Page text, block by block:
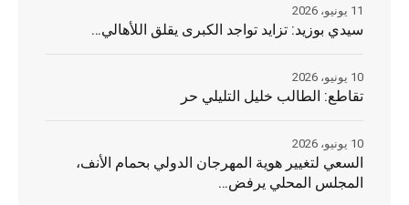
سيدي بوزيد: تزايد تواجد الكبرى يقلق اللأهالي…
11 يونيو، 2026
تقاطع: الطالب خليل التليلي حر
10 يونيو، 2026
السعي لتغيير هوية المهرجان الدولي بحمام الأنف،
المجلس المحلي يرفض…
10 يونيو، 2026